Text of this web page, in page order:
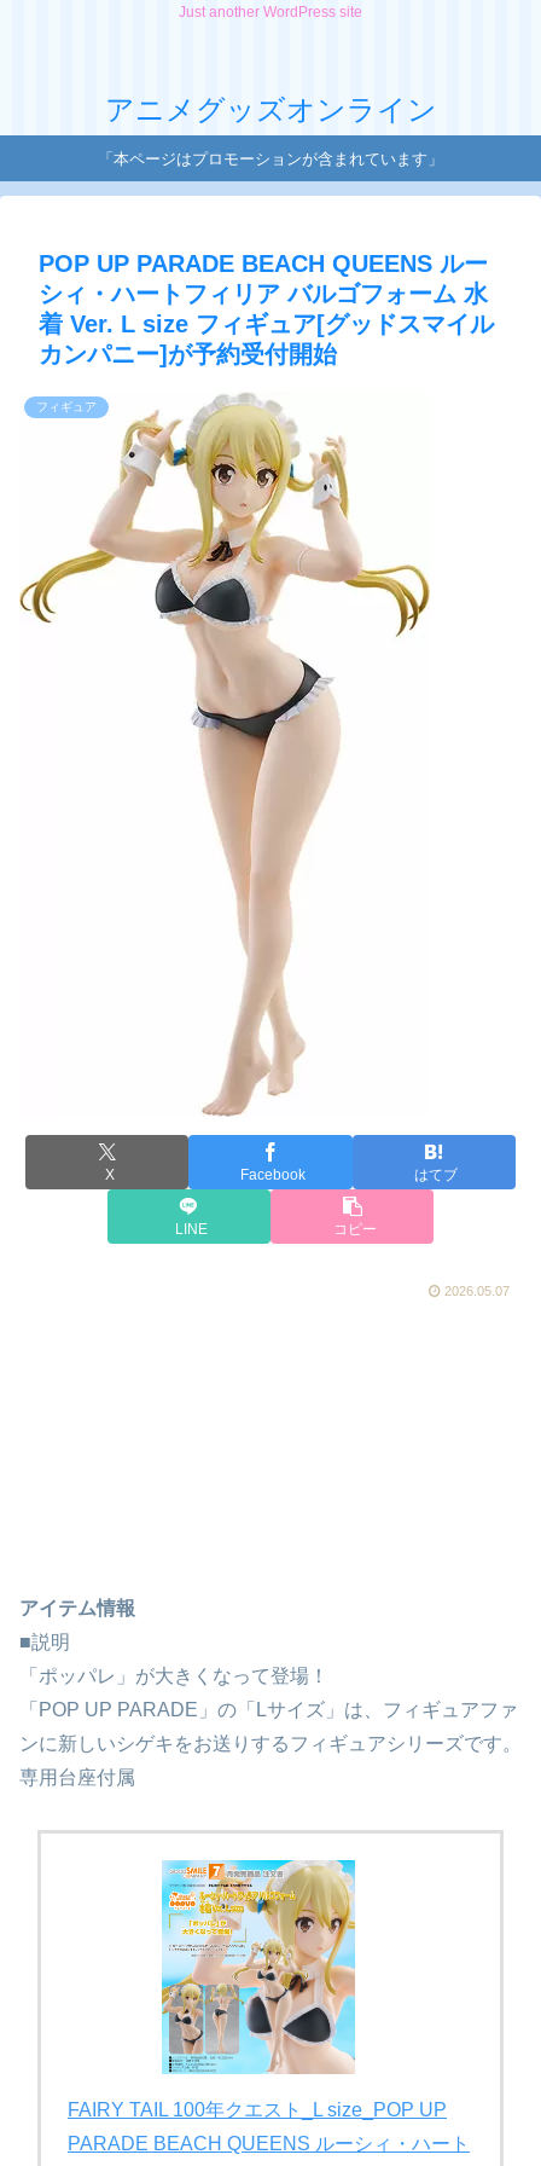
Just another WordPress site
アニメグッズオンライン
「本ページはプロモーションが含まれています」
POP UP PARADE BEACH QUEENS ルー
シィ・ハートフィリア バルゴフォーム 水
着 Ver. L size フィギュア[グッドスマイル
カンパニー]が予約受付開始
フィギュア
X Facebook はてブ
LINE コピー
2026.05.07
アイテム情報
■説明
「ポッパレ」が大きくなって登場！
「POP UP PARADE」の「Lサイズ」は、フィギュアファ
ンに新しいシゲキをお送りするフィギュアシリーズです。
専用台座付属
FAIRY TAIL 100年クエスト_L size_POP UP
PARADE BEACH QUEENS ルーシィ・ハート